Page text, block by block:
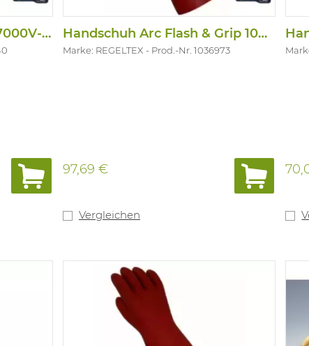
Handschuh Electrovolt 17000V-Klasse 2 Handschuh Arc Flash & Grip 1000V- Klass
Marke: REGELTEX Prod.-Nr. 1036973
97,69 €
Vergleichen